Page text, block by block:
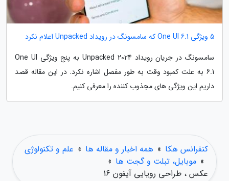
5 ویژگی One UI 6.1 که سامسونگ در رویداد Unpacked اعلام نکرد
سامسونگ در جریان رویداد Unpacked 2024 به پنج ویژگی One UI
6.1 به علت کمبود وقت به طور مفصل اشاره نکرد. در این مقاله قصد
داریم این ویژگی های مجذوب کننده را معرفی کنیم.
کنفرانس هکا » همه اخبار و مقاله ها » علم و تکنولوژی
» موبایل، تبلت و گجت ها »
عکس ، طراحی رویایی آیفون 16